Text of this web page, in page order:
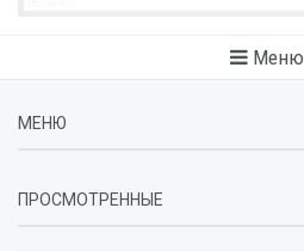
Меню
МЕНЮ
ПРОСМОТРЕННЫЕ